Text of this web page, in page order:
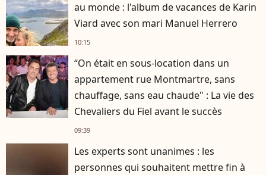
au monde : l'album de vacances de Karin
Viard avec son mari Manuel Herrero
10:15
“On était en sous-location dans un
appartement rue Montmartre, sans
chauffage, sans eau chaude" : La vie des
Chevaliers du Fiel avant le succès
09:39
Les experts sont unanimes : les
personnes qui souhaitent mettre fin à